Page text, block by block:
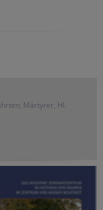
Märtyrer, Hl.